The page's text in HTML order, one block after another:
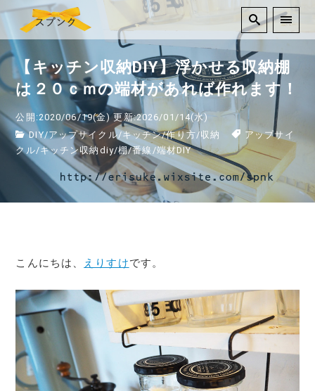
【キッチン収納DIY】浮かせる収納棚
は２０ｃｍの端材があれば作れます！
公開:2020/06/19(金) 更新:2026/01/14(水)
DIY/アップサイクル/キッチン/作り方/収納
アップサイ
クル/キッチン収納diy/棚/番線 /端材DIY
こんにちは、 えりすけです。